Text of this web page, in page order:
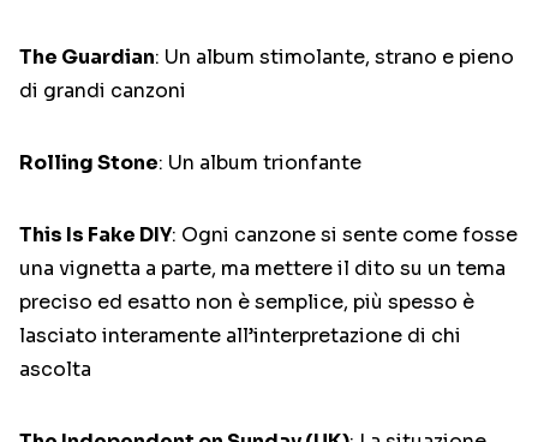
The Guardian: Un album stimolante, strano e pieno
di grandi canzoni
Rolling Stone: Un album trionfante
This Is Fake DIY: Ogni canzone si sente come fosse
una vignetta a parte, ma mettere il dito su un tema
preciso ed esatto non è semplice, più spesso è
lasciato interamente all’interpretazione di chi
ascolta